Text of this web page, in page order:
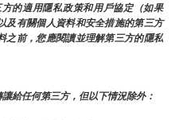
的適用隱私政策和用戶協定（如果
及有關個人資料和安全措施的第三方
之前，您應閱讀並理解第三方的隱私
給任何第三方，但以下情況除外：